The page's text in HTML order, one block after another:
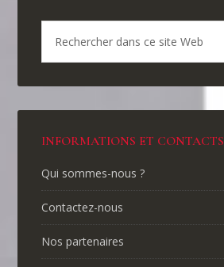
INFORMATIONS ET CONTACTS
Qui sommes-nous ?
Contactez-nous
Nos partenaires